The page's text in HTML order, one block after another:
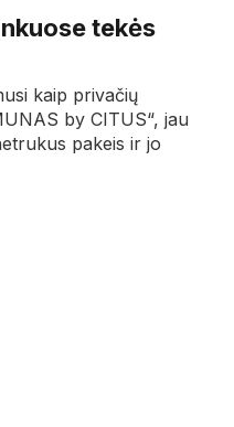
tekės
kaip privačių
by CITUS“, jau
pakeis ir jo